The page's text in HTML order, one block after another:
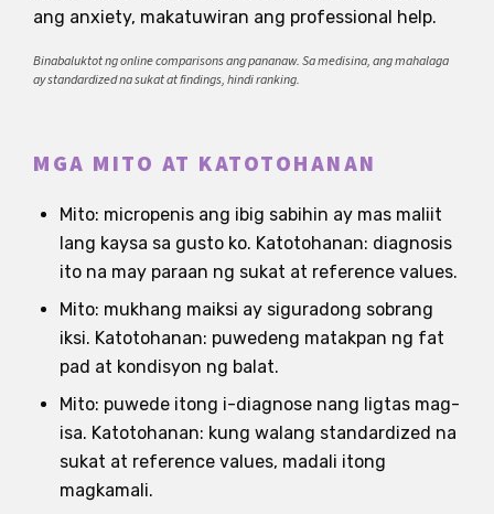
ang anxiety, makatuwiran ang professional help.
Binabaluktot ng online comparisons ang pananaw. Sa medisina, ang mahalaga
ay standardized na sukat at findings, hindi ranking.
MGA MITO AT KATOTOHANAN
Mito: micropenis ang ibig sabihin ay mas maliit
lang kaysa sa gusto ko. Katotohanan: diagnosis
ito na may paraan ng sukat at reference values.
Mito: mukhang maiksi ay siguradong sobrang
iksi. Katotohanan: puwedeng matakpan ng fat
pad at kondisyon ng balat.
Mito: puwede itong i-diagnose nang ligtas mag-
isa. Katotohanan: kung walang standardized na
sukat at reference values, madali itong
magkamali.